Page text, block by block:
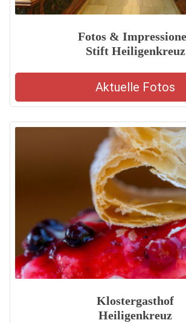
Fotos &
Stift Heiligenkreuz
Aktuelle Fotos
Klostergasthof
Heiligenkreuz